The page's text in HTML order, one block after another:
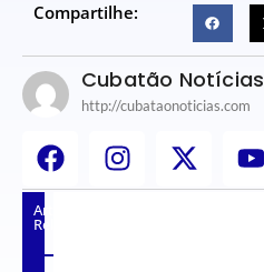
Compartilhe:
Cubatão Notícias
http://cubataonoticias.com
Artigos
Relacionados